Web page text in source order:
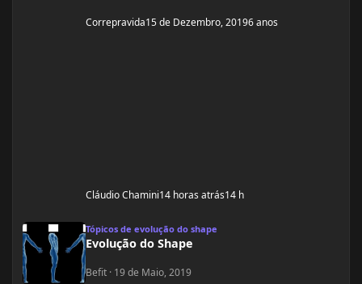
Correpravida15 de Dezembro, 20196 anos
Cláudio Chamini14 horas atrás14 h
Tópicos de evolução do shape
Evolução do Shape
Befit · 19 de Maio, 2019